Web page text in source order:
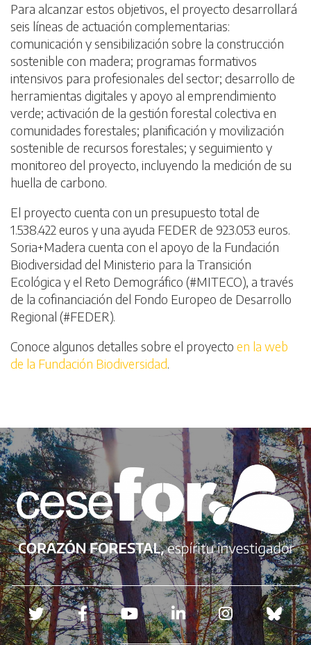
Para alcanzar estos objetivos, el proyecto desarrollará
seis líneas de actuación complementarias:
comunicación y sensibilización sobre la construcción
sostenible con madera; programas formativos
intensivos para profesionales del sector; desarrollo de
herramientas digitales y apoyo al emprendimiento
verde; activación de la gestión forestal colectiva en
comunidades forestales; planificación y movilización
sostenible de recursos forestales; y seguimiento y
monitoreo del proyecto, incluyendo la medición de su
huella de carbono.
El proyecto cuenta con un presupuesto total de
1.538.422 euros y una ayuda FEDER de 923.053 euros.
Soria+Madera cuenta con el apoyo de la Fundación
Biodiversidad del Ministerio para la Transición
Ecológica y el Reto Demográfico (#MITECO), a través
de la cofinanciación del Fondo Europeo de Desarrollo
Regional (#FEDER).
Conoce algunos detalles sobre el proyecto en la web
de la Fundación Biodiversidad.
Redes sociales